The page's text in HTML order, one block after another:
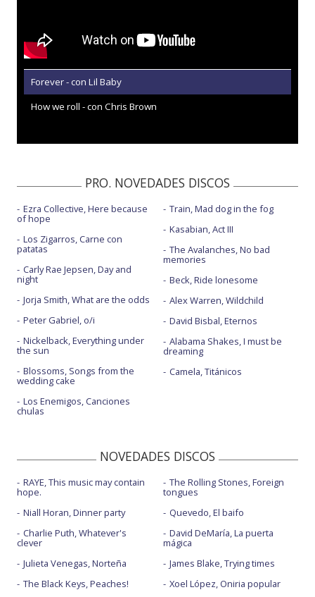
Forever - con Lil Baby
How we roll - con Chris Brown
PRO. NOVEDADES DISCOS
Ezra Collective, Here because
of hope
Los Zigarros, Carne con
patatas
Carly Rae Jepsen, Day and
night
Jorja Smith, What are the odds
Peter Gabriel, o/i
Nickelback, Everything under
the sun
Blossoms, Songs from the
wedding cake
Los Enemigos, Canciones
chulas
Train, Mad dog in the fog
Kasabian, Act III
The Avalanches, No bad
memories
Beck, Ride lonesome
Alex Warren, Wildchild
David Bisbal, Eternos
Alabama Shakes, I must be
dreaming
Camela, Titánicos
NOVEDADES DISCOS
RAYE, This music may contain
hope.
Niall Horan, Dinner party
Charlie Puth, Whatever's
clever
Julieta Venegas, Norteña
The Black Keys, Peaches!
The Rolling Stones, Foreign
tongues
Quevedo, El baifo
David DeMaría, La puerta
mágica
James Blake, Trying times
Xoel López, Oniria popular